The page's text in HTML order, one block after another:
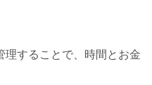
理することで、時間とお金